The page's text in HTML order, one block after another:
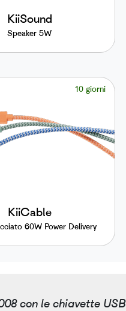
KiiSound
Speaker 5W
10 giorni
KiiCable
60W Power Delivery
con le chiavette USB